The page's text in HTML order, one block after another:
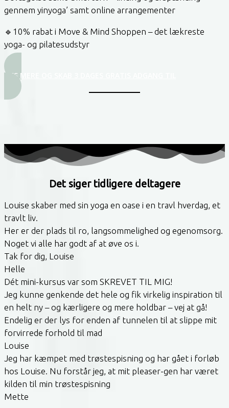
gennem yinyoga’ samt online arrangementer
🔹10% rabat i Move & Mind Shoppen – det lækreste
yoga- og pilatesudstyr
LÆS MERE OG SKAB 3 DAGES GRATIS ADGANG TIL
Det siger tidligere deltagere
Louise skaber med sin yoga en oase i en travl hverdag, et
travlt liv.
Her er der plads til ro, langsommelighed og egenomsorg.
Noget vi alle har godt af at øve os i.
Tak for dig, Louise
Helle
Dét mini-kursus var som SKREVET TIL MIG!
Jeg kunne genkende det hele og fik virkelig inspiration til
en helt ny – og kærligere og mere holdbar – vej at gå!
Endelig er der lys for enden af tunnelen til at slippe mit
forvirrede forhold til mad
Louise
Jeg har kæmpet med trøstespisning og har gået i forløb
hos Louise. Nu forstår jeg, at mit pleaser-gen har været
kilden til min trøstespisning
Mette